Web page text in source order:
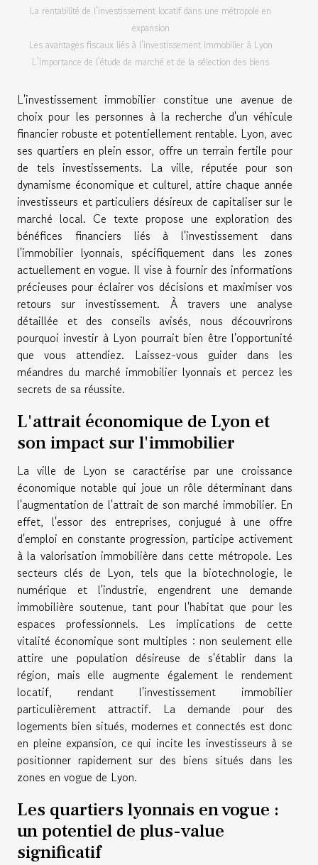
La rentabilité de l'investissement locatif dans une métropole en
expansion
Les avantages fiscaux liés à l'investissement immobilier à Lyon
L'importance de l'étude de marché et de la sélection des biens
L'investissement immobilier constitue une avenue de
choix pour les personnes à la recherche d'un véhicule
financier robuste et potentiellement rentable. Lyon, avec
ses quartiers en plein essor, offre un terrain fertile pour
de tels investissements. La ville, réputée pour son
dynamisme économique et culturel, attire chaque année
investisseurs et particuliers désireux de capitaliser sur le
marché local. Ce texte propose une exploration des
bénéfices financiers liés à l'investissement dans
l'immobilier lyonnais, spécifiquement dans les zones
actuellement en vogue. Il vise à fournir des informations
précieuses pour éclairer vos décisions et maximiser vos
retours sur investissement. À travers une analyse
détaillée et des conseils avisés, nous découvrirons
pourquoi investir à Lyon pourrait bien être l'opportunité
que vous attendiez. Laissez-vous guider dans les
méandres du marché immobilier lyonnais et percez les
secrets de sa réussite.
L'attrait économique de Lyon et
son impact sur l'immobilier
La ville de Lyon se caractérise par une croissance
économique notable qui joue un rôle déterminant dans
l'augmentation de l'attrait de son marché immobilier. En
effet, l'essor des entreprises, conjugué à une offre
d'emploi en constante progression, participe activement
à la valorisation immobilière dans cette métropole. Les
secteurs clés de Lyon, tels que la biotechnologie, le
numérique et l'industrie, engendrent une demande
immobilière soutenue, tant pour l'habitat que pour les
espaces professionnels. Les implications de cette
vitalité économique sont multiples : non seulement elle
attire une population désireuse de s'établir dans la
région, mais elle augmente également le rendement
locatif, rendant l'investissement immobilier
particulièrement attractif. La demande pour des
logements bien situés, modernes et connectés est donc
en pleine expansion, ce qui incite les investisseurs à se
positionner rapidement sur des biens situés dans les
zones en vogue de Lyon.
Les quartiers lyonnais en vogue :
un potentiel de plus-value
significatif